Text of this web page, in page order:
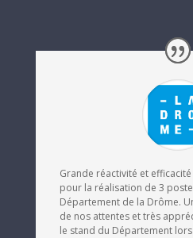
Grande réactivité et
pour la réalisation de 3
Département de la Drôme.
de nos attentes et très
le stand du Département